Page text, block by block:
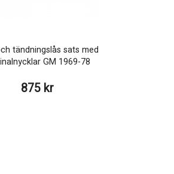
tändningslås sats med
GM 1969-78
875 kr